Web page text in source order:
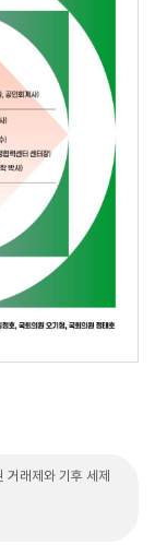
래제와 기후 세제